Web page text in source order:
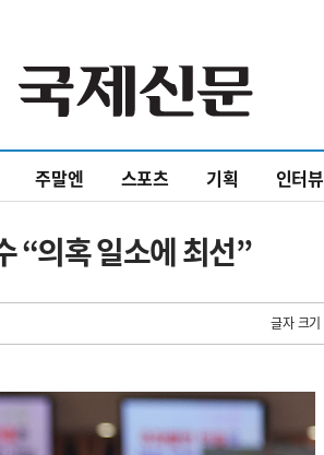
주말엔 스포츠 기획 인터뷰
“의혹 일소에 최선”
글자 크기